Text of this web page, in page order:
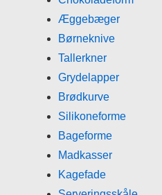
Æggebæger
Børneknive
Tallerkner
Grydelapper
Brødkurve
Silikoneforme
Bageforme
Madkasser
Kagefade